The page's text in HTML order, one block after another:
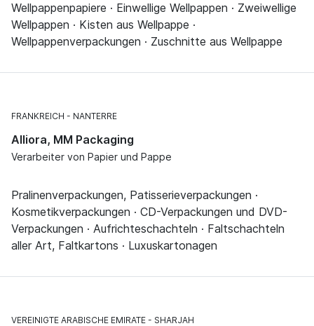
Wellpappenpapiere · Einwellige Wellpappen · Zweiwellige
Wellpappen · Kisten aus Wellpappe ·
Wellpappenverpackungen · Zuschnitte aus Wellpappe
FRANKREICH NANTERRE
Alliora, MM Packaging
Verarbeiter von Papier und Pappe
Pralinenverpackungen, Patisserieverpackungen ·
Kosmetikverpackungen · CD-Verpackungen und DVD-
Verpackungen · Aufrichteschachteln · Faltschachteln
aller Art, Faltkartons · Luxuskartonagen
VEREINIGTE ARABISCHE EMIRATE SHARJAH